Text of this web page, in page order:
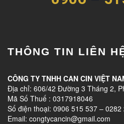
THÔNG TIN LIÊN
CÔNG TY TNHH CAN CIN VIỆT
Địa chỉ: 606/42 Đường 3 Tháng 2,
Mã Số Thuế : 0317918046
Số điện thoại: 0906 515 537 – 0282
Email: congtycancin@gmail.com